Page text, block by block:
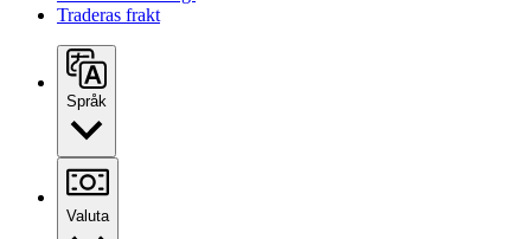
Traderas frakt
Språk
Valuta